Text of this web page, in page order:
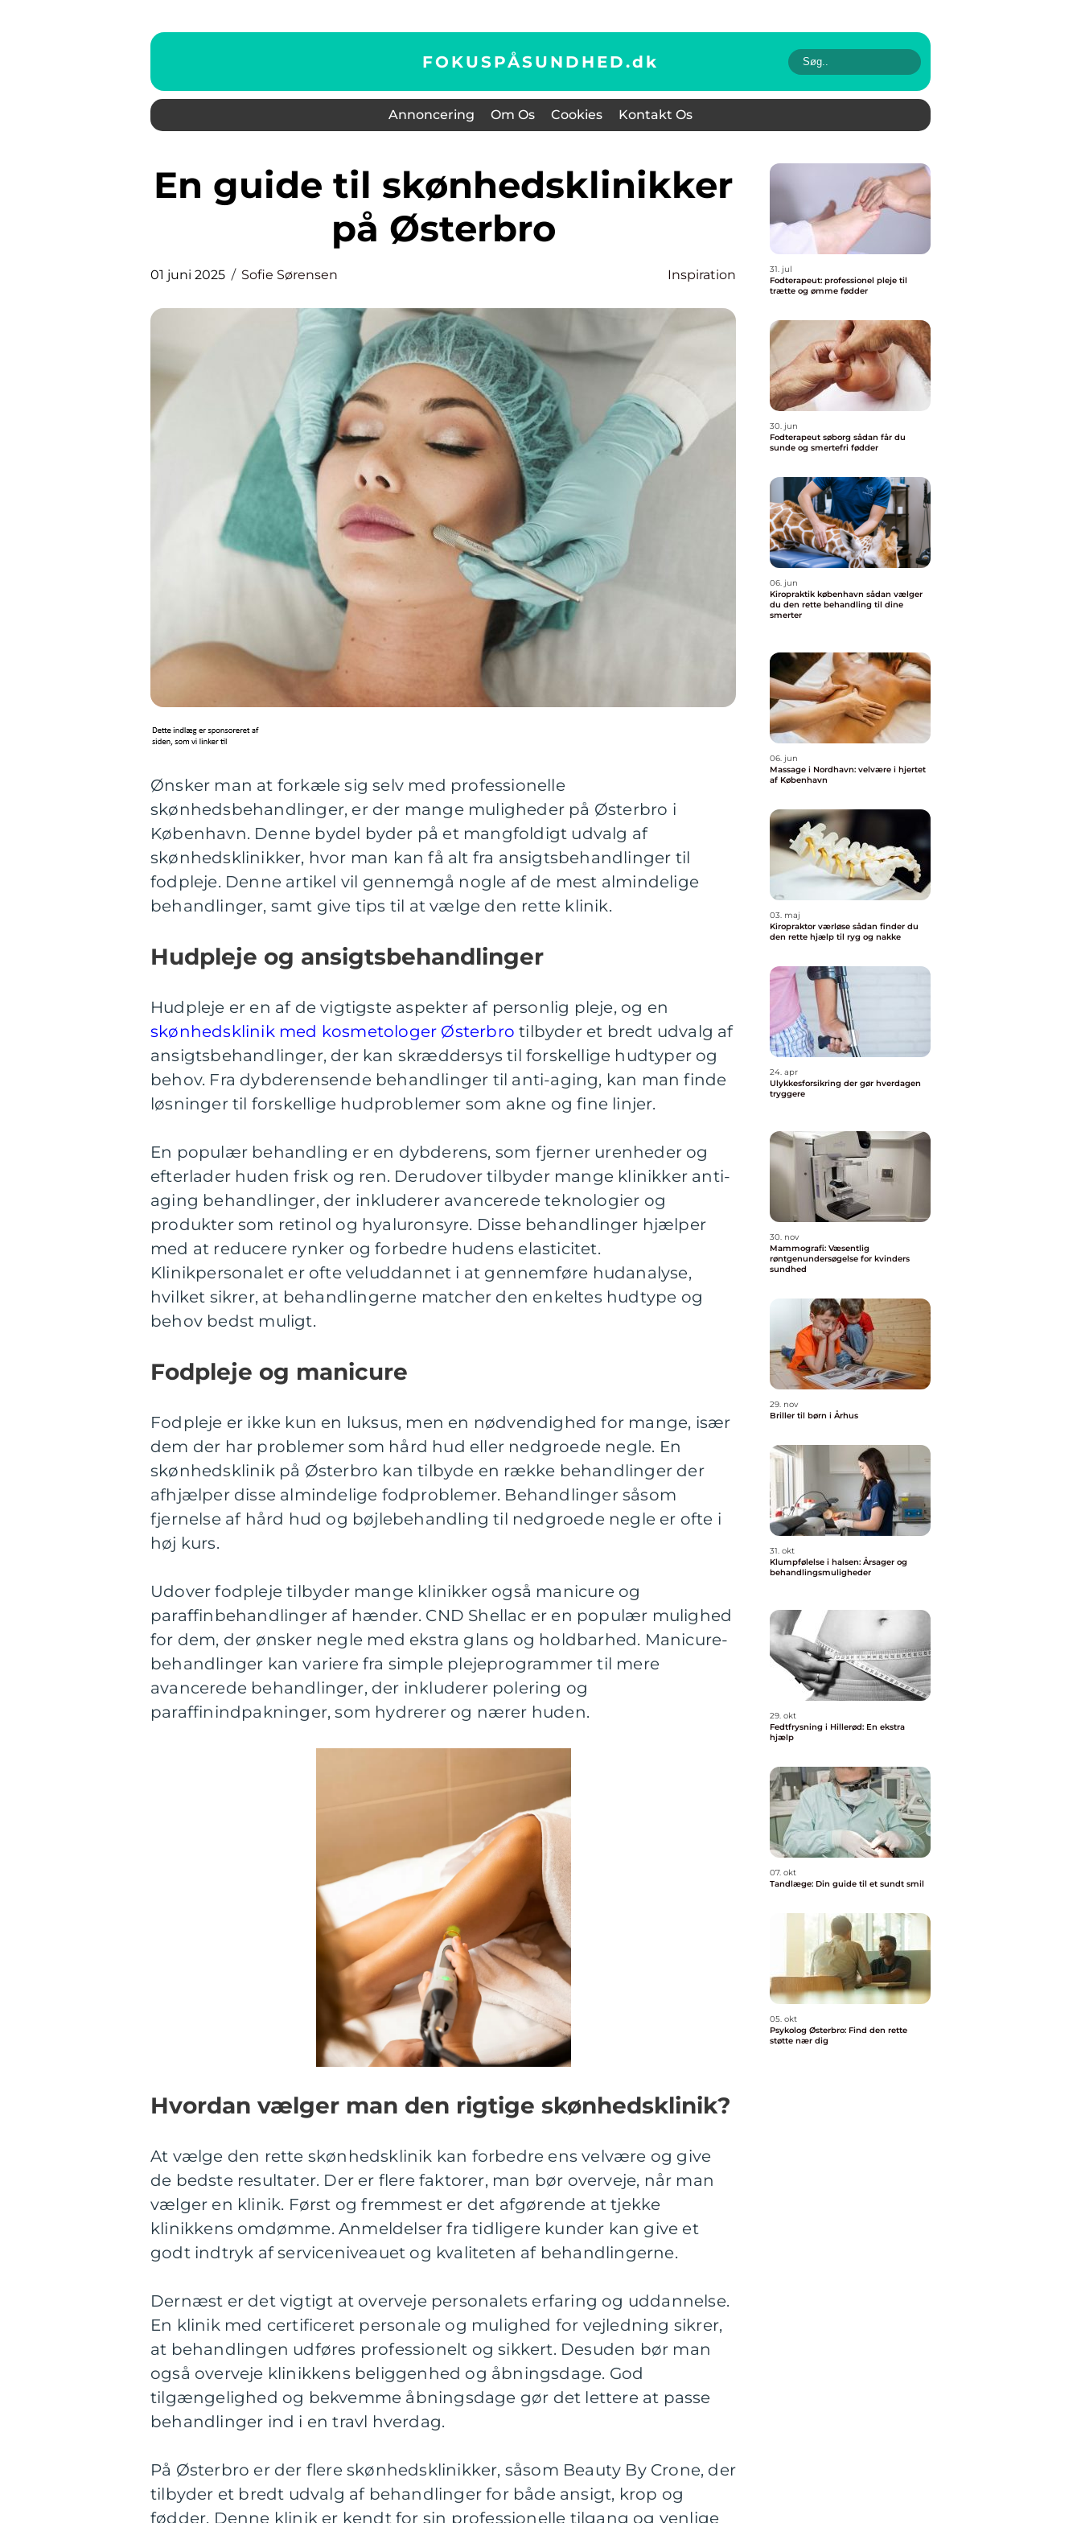
FOKUSPÅSUNDHED.dk
Annoncering Om Os Cookies Kontakt Os
En guide til skønhedsklinikker
på Østerbro
01 juni 2025 Sofie Sørensen Inspiration
Ønsker man at forkæle sig selv med professionelle
skønhedsbehandlinger, er der mange muligheder på Østerbro i
København. Denne bydel byder på et mangfoldigt udvalg af
skønhedsklinikker, hvor man kan få alt fra ansigtsbehandlinger til
fodpleje. Denne artikel vil gennemgå nogle af de mest almindelige
behandlinger, samt give tips til at vælge den rette klinik.
Hudpleje og ansigtsbehandlinger
Hudpleje er en af de vigtigste aspekter af personlig pleje, og en
skønhedsklinik med kosmetologer Østerbro tilbyder et bredt udvalg af
ansigtsbehandlinger, der kan skræddersys til forskellige hudtyper og
behov. Fra dybderensende behandlinger til anti-aging, kan man finde
løsninger til forskellige hudproblemer som akne og fine linjer.
En populær behandling er en dybderens, som fjerner urenheder og
efterlader huden frisk og ren. Derudover tilbyder mange klinikker anti-
aging behandlinger, der inkluderer avancerede teknologier og
produkter som retinol og hyaluronsyre. Disse behandlinger hjælper
med at reducere rynker og forbedre hudens elasticitet.
Klinikpersonalet er ofte veluddannet i at gennemføre hudanalyse,
hvilket sikrer, at behandlingerne matcher den enkeltes hudtype og
behov bedst muligt.
Fodpleje og manicure
Fodpleje er ikke kun en luksus, men en nødvendighed for mange, især
dem der har problemer som hård hud eller nedgroede negle. En
skønhedsklinik på Østerbro kan tilbyde en række behandlinger der
afhjælper disse almindelige fodproblemer. Behandlinger såsom
fjernelse af hård hud og bøjlebehandling til nedgroede negle er ofte i
høj kurs.
Udover fodpleje tilbyder mange klinikker også manicure og
paraffinbehandlinger af hænder. CND Shellac er en populær mulighed
for dem, der ønsker negle med ekstra glans og holdbarhed. Manicure-
behandlinger kan variere fra simple plejeprogrammer til mere
avancerede behandlinger, der inkluderer polering og
paraffinindpakninger, som hydrerer og nærer huden.
Hvordan vælger man den rigtige skønhedsklinik?
At vælge den rette skønhedsklinik kan forbedre ens velvære og give
de bedste resultater. Der er flere faktorer, man bør overveje, når man
vælger en klinik. Først og fremmest er det afgørende at tjekke
klinikkens omdømme. Anmeldelser fra tidligere kunder kan give et
godt indtryk af serviceniveauet og kvaliteten af behandlingerne.
Dernæst er det vigtigt at overveje personalets erfaring og uddannelse.
En klinik med certificeret personale og mulighed for vejledning sikrer,
at behandlingen udføres professionelt og sikkert. Desuden bør man
også overveje klinikkens beliggenhed og åbningsdage. God
tilgængelighed og bekvemme åbningsdage gør det lettere at passe
behandlinger ind i en travl hverdag.
På Østerbro er der flere skønhedsklinikker, såsom Beauty By Crone, der
tilbyder et bredt udvalg af behandlinger for både ansigt, krop og
fødder. Denne klinik er kendt for sin professionelle tilgang og venlige
31. jul
Fodterapeut: professionel pleje til
trætte og ømme fødder
30. jun
Fodterapeut søborg sådan får du
sunde og smertefri fødder
06. jun
Kiropraktik københavn sådan vælger
du den rette behandling til dine
smerter
06. jun
Massage i Nordhavn: velvære i hjertet
af København
03. maj
Kiropraktor værløse sådan finder du
den rette hjælp til ryg og nakke
24. apr
Ulykkesforsikring der gør hverdagen
tryggere
30. nov
Mammografi: Væsentlig
røntgenundersøgelse for kvinders
sundhed
29. nov
Briller til børn i Århus
31. okt
Klumpfølelse i halsen: Årsager og
behandlingsmuligheder
29. okt
Fedtfrysning i Hillerød: En ekstra
hjælp
07. okt
Tandlæge: Din guide til et sundt smil
05. okt
Psykolog Østerbro: Find den rette
støtte nær dig